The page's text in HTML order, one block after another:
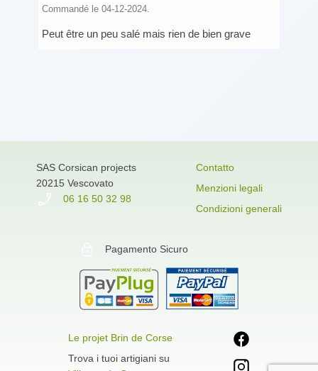
Commandé le 04-12-2024.
Peut être un peu salé mais rien de bien grave
SAS Corsican projects
20215 Vescovato
06 16 50 32 98
Contatto
Menzioni legali
Condizioni generali
Pagamento Sicuro
Le projet Brin de Corse
Trova i tuoi artigiani su